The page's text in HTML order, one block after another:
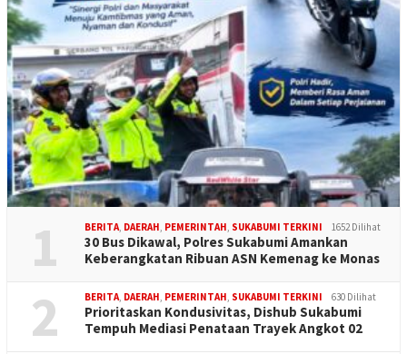
1 BERITA, DAERAH, PEMERINTAH, SUKABUMI TERKINI 1652 Dilihat
30 Bus Dikawal, Polres Sukabumi Amankan
Keberangkatan Ribuan ASN Kemenag ke Monas
2 BERITA, DAERAH, PEMERINTAH, SUKABUMI TERKINI 630 Dilihat
Prioritaskan Kondusivitas, Dishub Sukabumi
Tempuh Mediasi Penataan Trayek Angkot 02